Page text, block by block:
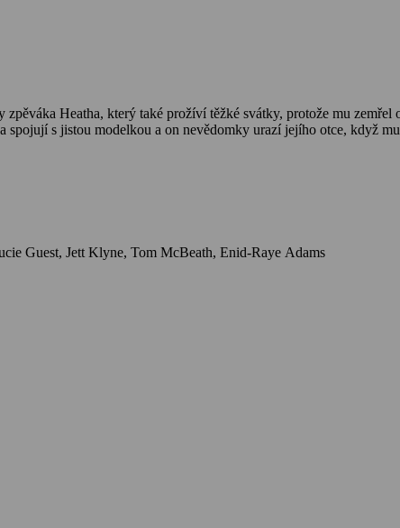
Heatha, který také prožíví těžké svátky, protože mu zemřel
s jistou modelkou a on nevědomky urazí jejího otce, když
Herci: Megan Park, Josh Henderson, Lindsay Maxwell, Eric Keenleyside, Susan Hogan, Paul McGillion, Lucie Guest, Jett Klyne, Tom McBeath, Enid-Raye Adams